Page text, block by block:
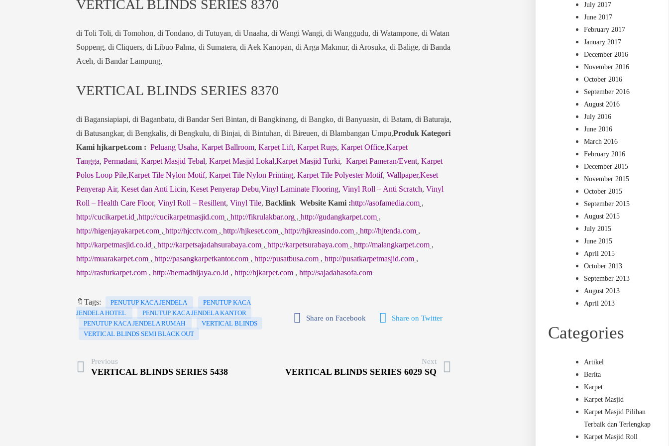
VERTICAL BLINDS SERIES 8370
di Toli Toli, di Tomohon, di Tondano, di Tutuyan, di Unaaha, di Wangi Wangi, di Wanggudu, di Watampone, di Watan
Soppeng, di Cliquers, di Libuo Palma, di Sumatera, di Aek Kanopan, di Arga Makmur, di Arosuka, di Balige, di Banda
Aceh, di Bandar Lampung,
VERTICAL BLINDS SERIES 8370
di Bagansiapiapi, di Baganbatu, di Bandar Seri Bintan, di Bangkinang, di Bangko, di Banyuasin, di Batam, di Baturaja,
di Batusangkar, di Bengkalis, di Bengkulu, di Binjai, di Bintuhan, di Bireuen, di Blambangan Umpu,Produk Kategori
Kami hjkarpet.com : Peluang Usaha, Karpet Ballroom, Karpet Lift, Karpet Rugs, Karpet Office,Karpet
Tangga, Permadani, Karpet Masjid Tebal, Karpet Masjid Lokal,Karpet Masjid Turki, Karpet Pameran/Event, Karpet
Polos Loop Pile,Karpet Tile Nylon Motif, Karpet Tile Nylon Printing, Karpet Tile Polyester Motif, Wallpaper,Keset
Penyerap Air, Keset dan Anti Licin, Keset Penyerap Debu,Vinyl Laminate Flooring, Vinyl Roll – Anti Scratch, Vinyl
Roll – Health Care Floor, Vinyl Roll – Resillent, Vinyl Tile, Backlink Website Kami :http://asofamedia.com,
http://cucikarpet.id ,http://cucikarpetmasjid.com, http://fikrulakbar.org, http://gudangkarpet.com,
http://higenjayakarpet.com, http://hjcctv.com, http://hjkeset.com, http://hjkreasindo.com, http://hjtenda.com,
http://karpetmasjid.co.id , http://karpetsajadahsurabaya.com, http://karpetsurabaya.com, http://malangkarpet.com,
http://muarakarpet.com, http://pasangkarpetkantor.com, http://pusatbusa.com, http://pusatkarpetmasjid.com,
http://rasfurkarpet.com, http://hernadhijaya.co.id , http://hjkarpet.com, http://sajadahasofa.com
🔖Tags: PENUTUP KACA JENDELA
PENUTUP KACA
JENDELA HOTEL
PENUTUP KACA JENDELA KANTOR
PENUTUP KACA JENDELA RUMAH
VERTICAL BLINDS
VERTICAL BLINDS SEMI BLACK OUT
Share on Facebook Share on Twitter
Previous
VERTICAL BLINDS SERIES 5438
Next
VERTICAL BLINDS SERIES 6029 SQ
July 2017
June 2017
February 2017
January 2017
December 2016
November 2016
October 2016
September 2016
August 2016
July 2016
June 2016
March 2016
February 2016
December 2015
November 2015
October 2015
September 2015
August 2015
July 2015
June 2015
April 2015
October 2013
September 2013
August 2013
April 2013
Categories
Artikel
Berita
Karpet
Karpet Masjid
Karpet Masjid Pilihan
Terbaik dan Terlengkap
Karpet Masjid Roll